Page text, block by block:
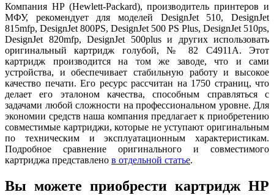
Компания HP (Hewlett-Packard), производитель принтеров и
МФУ, рекомендует для моделей DesignJet 510, DesignJet
815mfp, DesignJet 800PS, DesignJet 500 PS Plus, DesignJet 510ps,
DesignJet 820mfp, DesignJet 500plus и других использовать
оригинальный картридж голубой, № 82 C4911A. Этот
картридж производится на том же заводе, что и сами
устройства, и обеспечивает стабильную работу и высокое
качество печати. Его ресурс рассчитан на 1750 страниц, что
делает его эталоном качества, способным справляться с
задачами любой сложности на профессиональном уровне. Для
экономии средств наша компания предлагает к приобретению
совместимые картриджи, которые не уступают оригинальным
по техническим и эксплуатационным характеристикам.
Подробное сравнение оригинального и совместимого
картриджа представлено в отдельной статье.
Вы можете приобрести картридж HP